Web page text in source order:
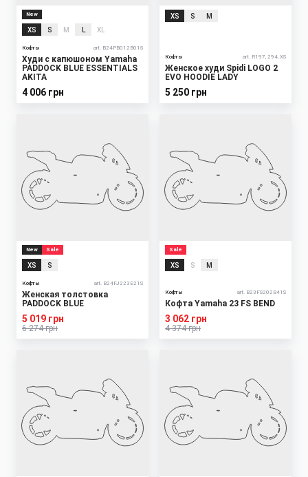
New
XS S M XL
Кофты art. B24PB012B01S
Худи с капюшоном Yamaha
PADDOCK BLUE ESSENTIALS
AKITA
4 006 грн
XS S M
Кофты art. R197, 294, XS
Женское худи Spidi LOGO 2
EVO HOODIE LADY
5 250 грн
New Sale
XS S
Кофты art. B24FJ223E21S
Женская толстовка
PADDOCK BLUE
6 274 грн
5 019 грн
Sale
XS S M
Кофты art. B23FS202B41S
Кофта Yamaha 23 FS BEND
4 374 грн
3 062 грн